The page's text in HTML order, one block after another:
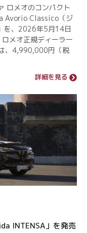
ロメオのコンパクト
Avorio Classico（ジ
を、2026年5月14日
メオ正規ディーラー
、4,990,000円（税
詳細を見る
INTENSA」を発売